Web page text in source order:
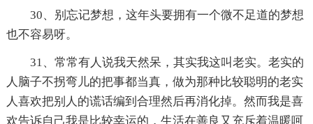
30、别忘记梦想，这年头要拥有一个微不足道的梦想
也不容易呀。
31、常常有人说我天然呆，其实我这叫老实。老实的
人脑子不拐弯儿的把事都当真，做为那种比较聪明的老实
人喜欢把别人的谎话编到合理然后再消化掉。然而我是喜
欢告诉自己我是比较幸运的，生活在善良又充斥着温暖呵